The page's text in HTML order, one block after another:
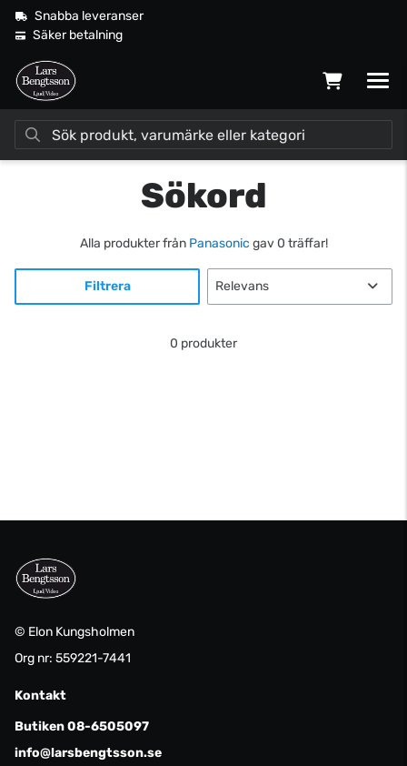
Snabba leveranser
Säker betalning
Sökord
Alla produkter från Panasonic gav 0 träffar!
Filtrera
0 produkter
© Elon Kungsholmen
Org nr: 559221-7441
Kontakt
Butiken 08-6505097
info@larsbengtsson.se